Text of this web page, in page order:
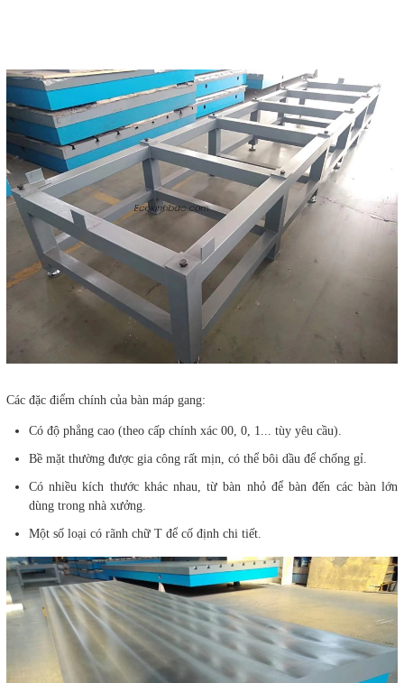
Các đặc điểm chính của bàn máp gang:
Có độ phẳng cao (theo cấp chính xác 00, 0, 1... tùy yêu cầu).
Bề mặt thường được gia công rất mịn, có thể bôi dầu để chống gỉ.
Có nhiều kích thước khác nhau, từ bàn nhỏ để bàn đến các bàn lớn
dùng trong nhà xưởng.
Một số loại có rãnh chữ T để cố định chi tiết.